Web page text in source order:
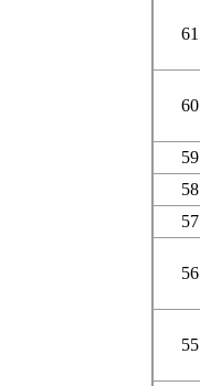
61
60
59
58
57
56
55